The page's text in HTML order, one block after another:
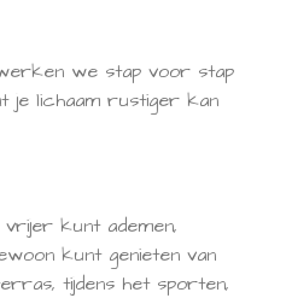
we stap voor stap
je lichaam rustiger kan
kunt ademen,
kunt genieten van
tijdens het sporten,